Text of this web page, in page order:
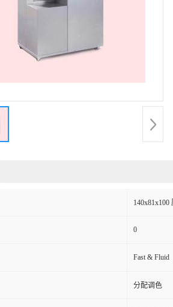
140x81x100
0
Fast & Fluid
分配调色